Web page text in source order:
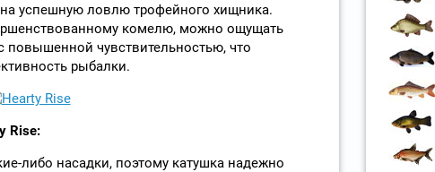
успешную ловлю трофейного хищника.
комелю, можно ощущать
повышенной чувствительностью, что
рыбалки.
Rise:
либо насадки, поэтому катушка надежно